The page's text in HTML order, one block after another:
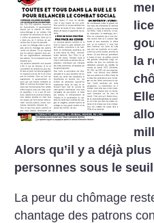
la
Alors qu’il y a déjà
personnes sous le
La peur du chômage
chantage des patrons